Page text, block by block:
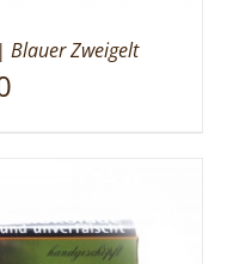
Blauer Zweigelt